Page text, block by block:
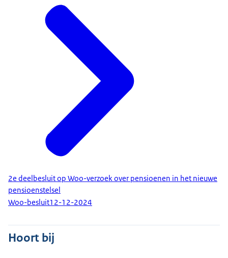
2e deelbesluit op Woo-verzoek over pensioenen in het nieuwe
pensioenstelsel
Woo-besluit12-12-2024
Hoort bij